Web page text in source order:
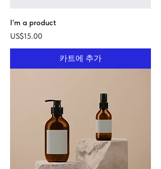
I'm a product
가격
US$15.00
카트에 추가